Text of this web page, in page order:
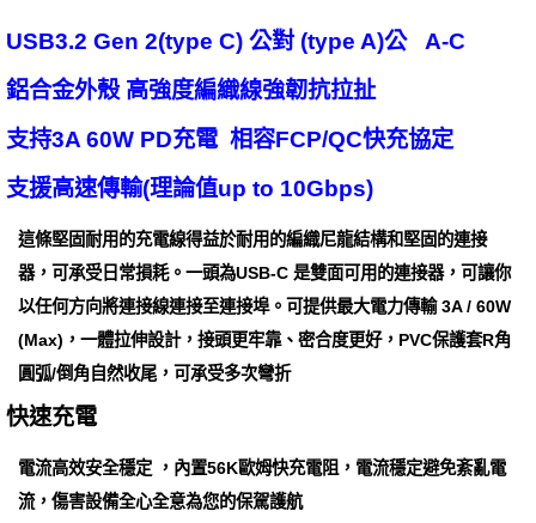
USB3.2 Gen 2(type C) 公對 (type A)公 A-C
鋁合金外殼 高強度編織線強韌抗拉扯
支持3A 60W PD充電 相容FCP/QC快充協定
支援高速傳輸(理論值up to 10Gbps)
這條堅固耐用的充電線得益於耐用的編織尼龍結構和堅固的連接
器，可承受日常損耗。一頭為USB-C 是雙面可用的連接器，可讓你
以任何方向將連接線連接至連接埠。可提供最大電力傳輸 3A / 60W
(Max)，一體拉伸設計，接頭更牢靠、密合度更好，PVC保護套R角
圓弧/倒角自然收尾，可承受多次彎折
快速充電
電流高效安全穩定 ，內置56K歐姆快充電阻，電流穩定避免紊亂電
流，傷害設備全心全意為您的保駕護航